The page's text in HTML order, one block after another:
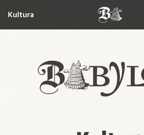
Babylon
Kultura